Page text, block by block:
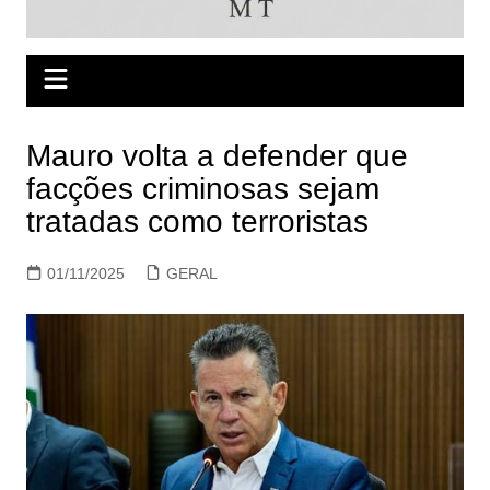
Mauro volta a defender que
facções criminosas sejam
tratadas como terroristas
01/11/2025 GERAL